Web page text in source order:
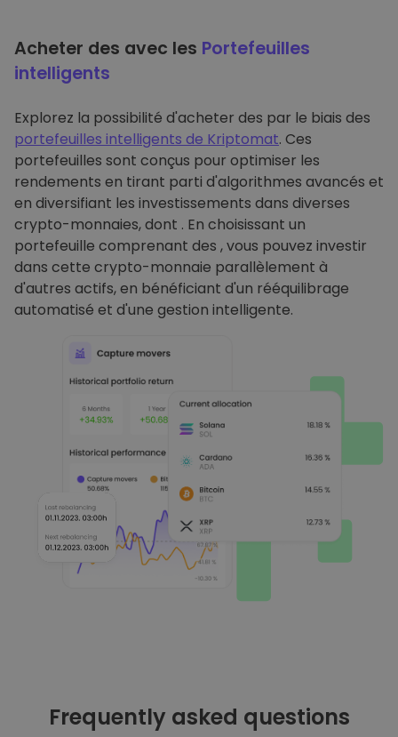
Acheter des avec les Portefeuilles
intelligents
Explorez la possibilité d'acheter des par le biais des
portefeuilles intelligents de Kriptomat. Ces
portefeuilles sont conçus pour optimiser les
rendements en tirant parti d'algorithmes avancés et
en diversifiant les investissements dans diverses
crypto-monnaies, dont . En choisissant un
portefeuille comprenant des , vous pouvez investir
dans cette crypto-monnaie parallèlement à
d'autres actifs, en bénéficiant d'un rééquilibrage
automatisé et d'une gestion intelligente.
Frequently asked questions